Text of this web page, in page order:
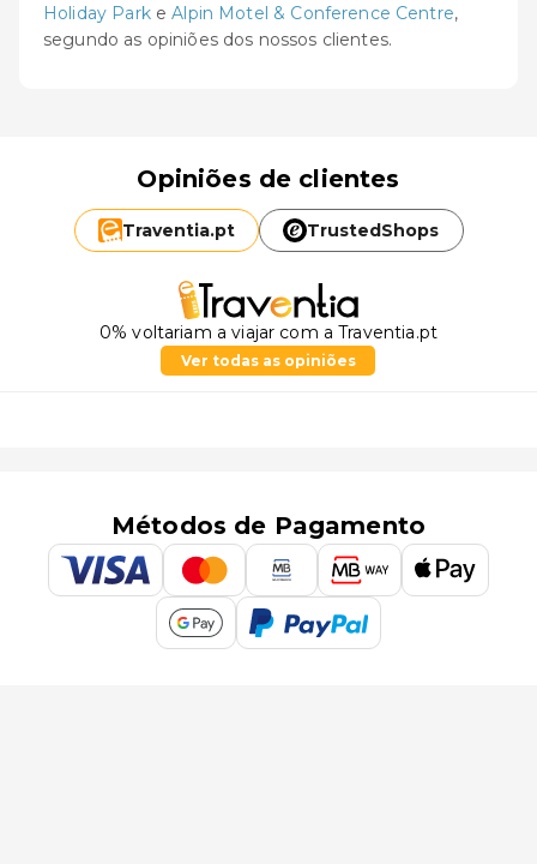
Holiday ParkeAlpin Motel & Conference Centre,
segundo as opiniões dos nossos clientes.
Opiniões de clientes
Traventia.pt TrustedShops
0% voltariam a viajar com a Traventia.pt
Ver todas as opiniões
Métodos de Pagamento